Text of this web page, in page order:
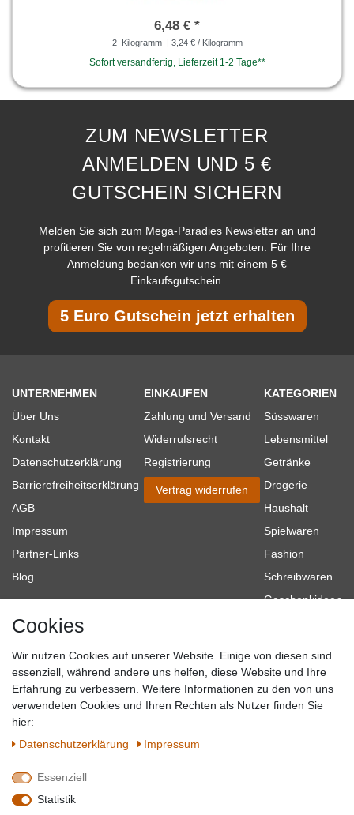
6,48 € *
2 Kilogramm | 3,24 € / Kilogramm
Sofort versandfertig, Lieferzeit 1-2 Tage**
ZUM NEWSLETTER
ANMELDEN UND 5 €
GUTSCHEIN SICHERN
Melden Sie sich zum Mega-Paradies Newsletter an und
profitieren Sie von regelmäßigen Angeboten. Für Ihre
Anmeldung bedanken wir uns mit einem 5 €
Einkaufsgutschein.
5 Euro Gutschein jetzt erhalten
UNTERNEHMEN
Über Uns
Kontakt
Datenschutzerklärung
Barrierefreiheitserklärung
AGB
Impressum
Partner-Links
Blog
EINKAUFEN
Zahlung und Versand
Widerrufsrecht
Registrierung
Vertrag widerrufen
KATEGORIEN
Süsswaren
Lebensmittel
Getränke
Drogerie
Haushalt
Spielwaren
Fashion
Schreibwaren
Geschenkideen
Topmarken
SICHER EINKAUFEN
QUALITÄT
WIR AKZEPTIEREN
Cookies
Wir nutzen Cookies auf unserer Website. Einige von diesen sind
essenziell, während andere uns helfen, diese Website und Ihre
Erfahrung zu verbessern. Weitere Informationen zu den von uns
verwendeten Cookies und Ihren Rechten als Nutzer finden Sie
hier:
Daten­schutz­erklärung
Impressum
Essenziell
Statistik